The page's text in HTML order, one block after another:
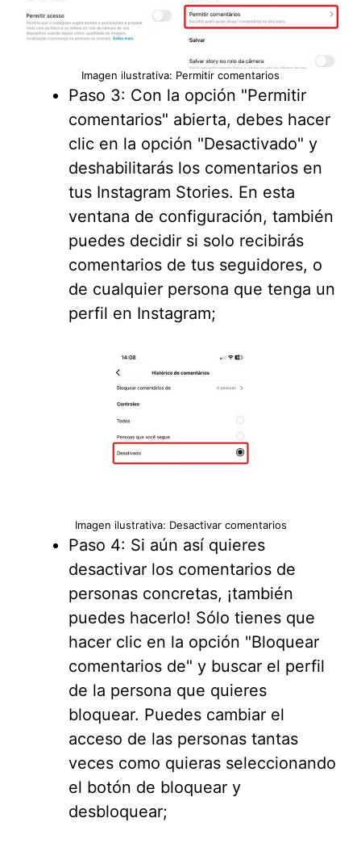
Imagen ilustrativa: Permitir comentarios
Paso 3: Con la opción "Permitir
comentarios" abierta, debes hacer
clic en la opción "Desactivado" y
deshabilitarás los comentarios en
tus Instagram Stories. En esta
ventana de configuración, también
puedes decidir si solo recibirás
comentarios de tus seguidores, o
de cualquier persona que tenga un
perfil en Instagram;
Imagen ilustrativa: Desactivar comentarios
Paso 4: Si aún así quieres
desactivar los comentarios de
personas concretas, ¡también
puedes hacerlo! Sólo tienes que
hacer clic en la opción "Bloquear
comentarios de" y buscar el perfil
de la persona que quieres
bloquear. Puedes cambiar el
acceso de las personas tantas
veces como quieras seleccionando
el botón de bloquear y
desbloquear;